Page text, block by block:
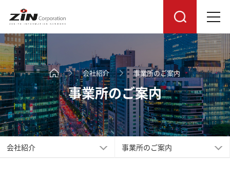
会社紹介 事業所のご案内
事業所のご案内
会社紹介 事業所のご案内